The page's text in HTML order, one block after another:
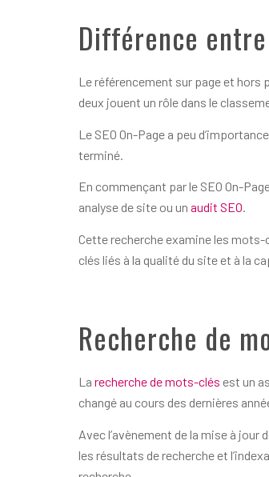
Différence
Le référencement sur page et hors
deux jouent un rôle dans le
Le SEO On-Page a peu
terminé.
En commençant par le SEO On-
analyse de site ou un audit SEO.
Cette recherche examine les
clés liés à la qualité du site et à la
Recherche de
La recherche de mots-clés est un
changé au cours des dernières
Avec l’avènement de la mise à jour
les résultats de recherche et